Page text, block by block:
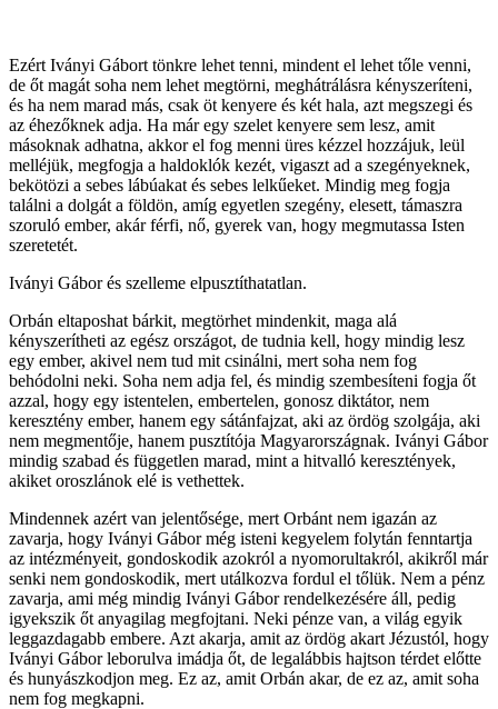
Ezért Iványi Gábort tönkre lehet tenni, mindent el lehet tőle venni,
de őt magát soha nem lehet megtörni, meghátrálásra kényszeríteni,
és ha nem marad más, csak öt kenyere és két hala, azt megszegi és
az éhezőknek adja. Ha már egy szelet kenyere sem lesz, amit
másoknak adhatna, akkor el fog menni üres kézzel hozzájuk, leül
melléjük, megfogja a haldoklók kezét, vigaszt ad a szegényeknek,
bekötözi a sebes lábúakat és sebes lelkűeket. Mindig meg fogja
találni a dolgát a földön, amíg egyetlen szegény, elesett, támaszra
szoruló ember, akár férfi, nő, gyerek van, hogy megmutassa Isten
szeretetét.
Iványi Gábor és szelleme elpusztíthatatlan.
Orbán eltaposhat bárkit, megtörhet mindenkit, maga alá
kényszerítheti az egész országot, de tudnia kell, hogy mindig lesz
egy ember, akivel nem tud mit csinálni, mert soha nem fog
behódolni neki. Soha nem adja fel, és mindig szembesíteni fogja őt
azzal, hogy egy istentelen, embertelen, gonosz diktátor, nem
keresztény ember, hanem egy sátánfajzat, aki az ördög szolgája, aki
nem megmentője, hanem pusztítója Magyarországnak. Iványi Gábor
mindig szabad és független marad, mint a hitvalló keresztények,
akiket oroszlánok elé is vethettek.
Mindennek azért van jelentősége, mert Orbánt nem igazán az
zavarja, hogy Iványi Gábor még isteni kegyelem folytán fenntartja
az intézményeit, gondoskodik azokról a nyomorultakról, akikről már
senki nem gondoskodik, mert utálkozva fordul el tőlük. Nem a pénz
zavarja, ami még mindig Iványi Gábor rendelkezésére áll, pedig
igyekszik őt anyagilag megfojtani. Neki pénze van, a világ egyik
leggazdagabb embere. Azt akarja, amit az ördög akart Jézustól, hogy
Iványi Gábor leborulva imádja őt, de legalábbis hajtson térdet előtte
és hunyászkodjon meg. Ez az, amit Orbán akar, de ez az, amit soha
nem fog megkapni.